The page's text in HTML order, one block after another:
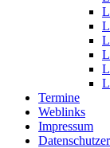
Termine
Weblinks
Impressum